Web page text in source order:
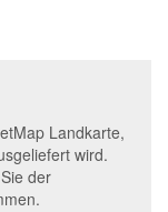
Landkarte,
wird.
der